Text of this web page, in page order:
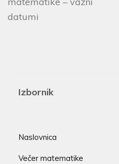
datumi
Izbornik
Naslovnica
Večer matematike